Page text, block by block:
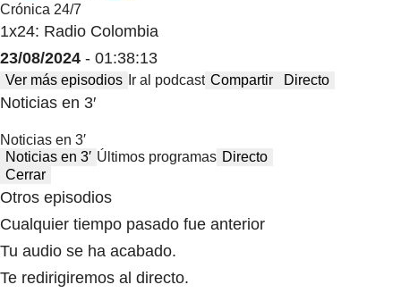
Crónica 24/7
1x24: Radio Colombia
23/08/2024 - 01:38:13
Ver más episodios Ir al podcast Compartir Directo
Noticias en 3′
Noticias en 3′
Noticias en 3′ Últimos programas Directo
Cerrar
Otros episodios
Cualquier tiempo pasado fue anterior
Tu audio se ha acabado.
Te redirigiremos al directo.